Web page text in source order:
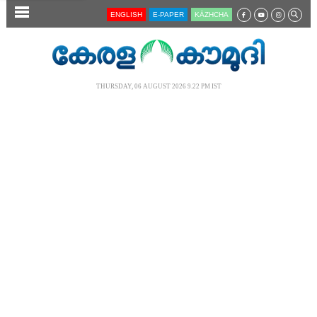
SECTIONS ENGLISH E-PAPER KĀZHCHA
THURSDAY, 06 AUGUST 2026 9.22 PM IST